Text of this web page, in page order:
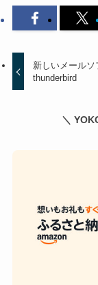
新しいメールソ
thunderbird
＼